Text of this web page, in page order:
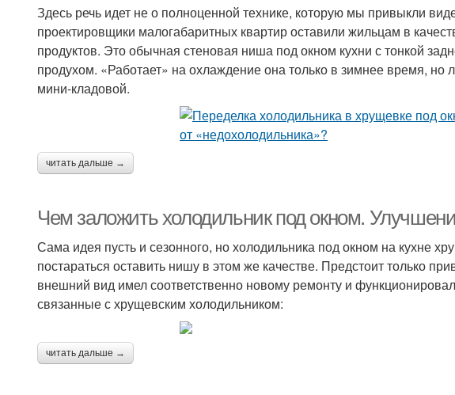
Здесь речь идет не о полноценной технике, которую мы привыкли
проектировщики малогабаритных квартир оставили жильцам в
продуктов. Это обычная стеновая ниша под окном кухни с тонкой
продухом. «Работает» на охлаждение она только в зимнее время, но
мини-кладовой.
читать дальше →
Чем заложить холодильник под окном.
Сама идея пусть и сезонного, но холодильника под окном на кухне
постараться оставить нишу в этом же качестве. Предстоит только
внешний вид имел соответственно новому ремонту и
связанные с хрущевским холодильником:
читать дальше →